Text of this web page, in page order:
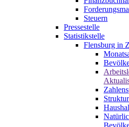
Steuern
Pressestelle
Statistikstelle
Flensburg in